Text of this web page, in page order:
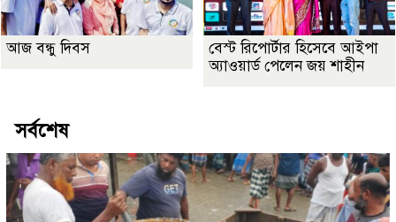
আজ বন্ধু দিবস
বেস্ট রিপোর্টার হিসেবে আইপা
অ্যাওয়ার্ড পেলেন জয় শাহীন
সর্বশেষ